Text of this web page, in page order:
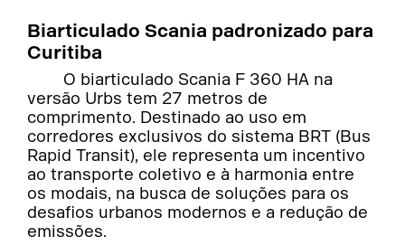
Biarticulado Scania padronizado para
Curitiba
O biarticulado Scania F 360 HA na
versão Urbs tem 27 metros de
comprimento. Destinado ao uso em
corredores exclusivos do sistema BRT (Bus
Rapid Transit), ele representa um incentivo
ao transporte coletivo e à harmonia entre
os modais, na busca de soluções para os
desafios urbanos modernos e a redução de
emissões.